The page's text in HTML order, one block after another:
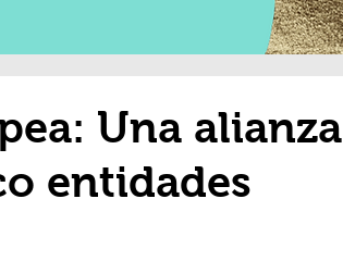
Una alianza
entidades